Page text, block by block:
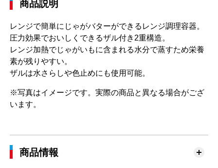
商品説明
レンジで簡単にじゃがバターができるレンジ調理容器。
圧力効果でおいしくできるザル付き2重構造。
レンジ加熱でじゃがいもに含まれる水分で蒸すため栄養
素が残りやすい。
ザルは水さらしや色止めにも使用可能。
※写真はイメージです。実際の商品と異なる場合がござ
います。
商品情報